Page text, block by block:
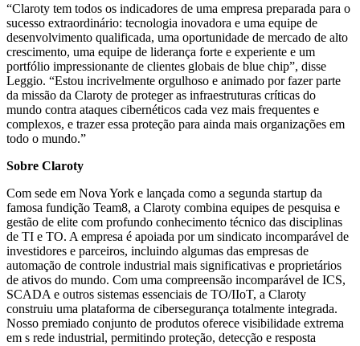
“Claroty tem todos os indicadores de uma empresa preparada para o
sucesso extraordinário: tecnologia inovadora e uma equipe de
desenvolvimento qualificada, uma oportunidade de mercado de alto
crescimento, uma equipe de liderança forte e experiente e um
portfólio impressionante de clientes globais de blue chip”, disse
Leggio. “Estou incrivelmente orgulhoso e animado por fazer parte
da missão da Claroty de proteger as infraestruturas críticas do
mundo contra ataques cibernéticos cada vez mais frequentes e
complexos, e trazer essa proteção para ainda mais organizações em
todo o mundo.”
Sobre Claroty
Com sede em Nova York e lançada como a segunda startup da
famosa fundição Team8, a Claroty combina equipes de pesquisa e
gestão de elite com profundo conhecimento técnico das disciplinas
de TI e TO. A empresa é apoiada por um sindicato incomparável de
investidores e parceiros, incluindo algumas das empresas de
automação de controle industrial mais significativas e proprietários
de ativos do mundo. Com uma compreensão incomparável de ICS,
SCADA e outros sistemas essenciais de TO/IIoT, a Claroty
construiu uma plataforma de cibersegurança totalmente integrada.
Nosso premiado conjunto de produtos oferece visibilidade extrema
em s rede industrial, permitindo proteção, detecção e resposta